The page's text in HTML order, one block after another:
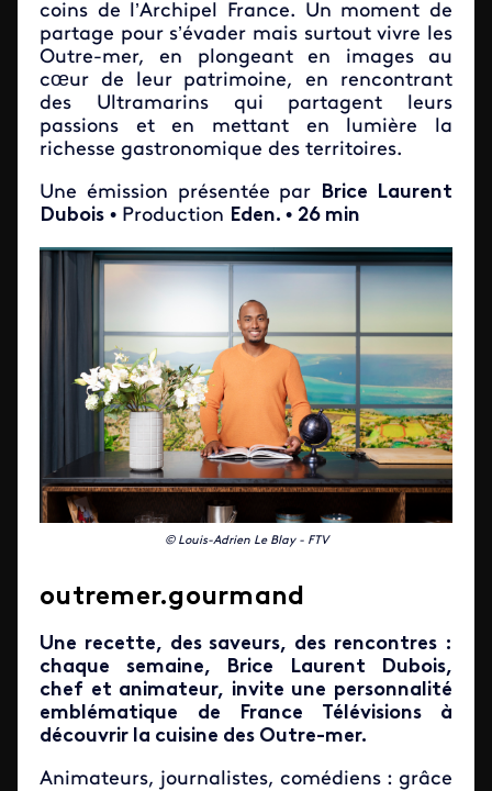
coins de l’Archipel France. Un moment de
partage pour s’évader mais surtout vivre les
Outre-mer, en plongeant en images au
cœur de leur patrimoine, en rencontrant
des Ultramarins qui partagent leurs
passions et en mettant en lumière la
richesse gastronomique des territoires.
Une émission présentée par Brice Laurent
Dubois • Production Eden. • 26 min
© Louis-Adrien Le Blay - FTV
outremer.gourmand
Une recette, des saveurs, des rencontres :
chaque semaine, Brice Laurent Dubois,
chef et animateur, invite une personnalité
emblématique de France Télévisions à
découvrir la cuisine des Outre-mer.
Animateurs, journalistes, comédiens : grâce